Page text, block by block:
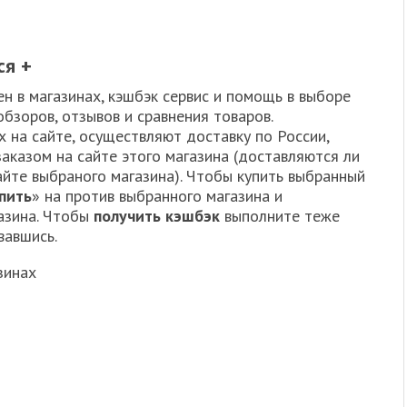
+
в магазинах, кэшбэк сервис и помощь в выборе
отзывов и сравнения товаров.
на сайте, осуществляют доставку по России,
на сайте этого магазина (доставляются ли
выбраного магазина). Чтобы купить выбранный
» на против выбранного магазина и
Чтобы получить кэшбэк выполните теже